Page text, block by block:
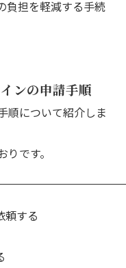
負担を軽減する手続
ンの申請手順
順について紹介しま
です。
頼する